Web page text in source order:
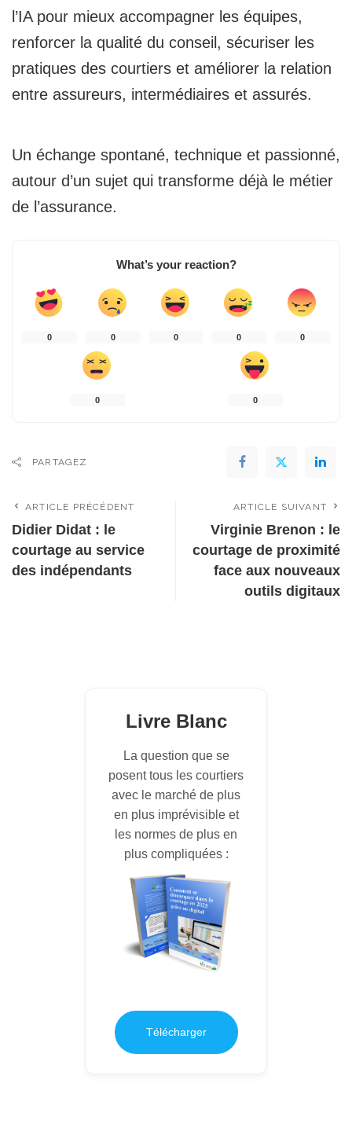
l’IA pour mieux accompagner les équipes,
renforcer la qualité du conseil, sécuriser les
pratiques des courtiers et améliorer la relation
entre assureurs, intermédiaires et assurés.
Un échange spontané, technique et passionné,
autour d’un sujet qui transforme déjà le métier
de l’assurance.
What’s your reaction?
0 0 0 0 0
0 0
PARTAGEZ
ARTICLE PRÉCÉDENT
Didier Didat : le
courtage au service
des indépendants
ARTICLE SUIVANT
Virginie Brenon : le
courtage de proximité
face aux nouveaux
outils digitaux
Livre Blanc
La question que se
posent tous les courtiers
avec le marché de plus
en plus imprévisible et
les normes de plus en
plus compliquées :
Télécharger